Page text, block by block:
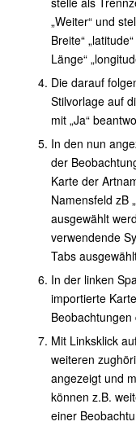
„Weiter“ und
Breite“
Länge“
Die darauf
Stilvorlage auf
mit „Ja“
In den nun
der
Karte der
Namensfeld zB
ausgewählt
verwendende
Tabs
In der linken
importierte
Mit Linksklick
weiteren
angezeigt und
können z.B.
einer